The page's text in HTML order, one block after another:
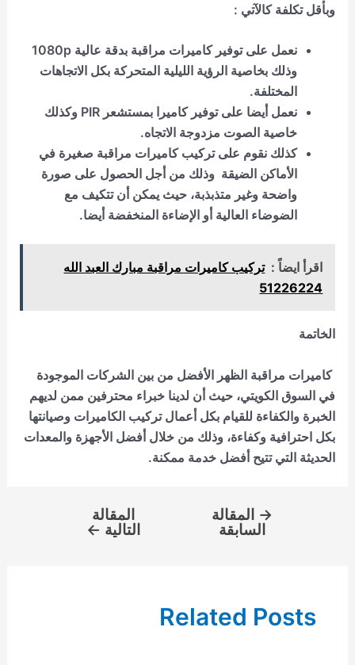
وبأقل تكلفة كالآتي :
نعمل على توفير كاميرات مراقبة بدقة عالية 1080p
وذلك بخاصية الرؤية الليلية المتحركة بكل الاتجاهات
المختلفة.
نعمل أيضا على توفير كاميرا بمستشعر PIR وكذلك
خاصية الصوت مزدوجة الاتجاه.
كذلك نقوم على تركيب كاميرات مراقبة صغيرة في
الأماكن الضيقة وذلك من أجل الحصول على صورة
واضحة وغير متذبذبة، حيث يمكن أن تتكيف مع
الضوضاء العالية أو الإضاءة المنخفضة أيضا.
اقرأ ايضاً : تركيب كاميرات مراقبة مبارك العبد الله
51226224
الخاتمة
كاميرات مراقبة الظهر الأفضل من بين الشركات الموجودة
في السوق الكويتي، حيث أن لدينا خبراء محترفين ممن لديهم
الخبرة والكفاءة للقيام بكل أعمال تركيب الكاميرات وصيانتها
بكل احترافية وكفاءة، وذلك من خلال أفضل الأجهزة والمعدات
الحديثة التي تتيح أفضل خدمة ممكنة.
→ المقالة
السابقة
المقالة
التالية ←
Related Posts